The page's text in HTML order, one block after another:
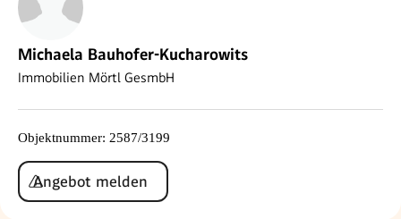
Michaela Bauhofer-Kucharowits
Immobilien Mörtl GesmbH
Objektnummer: 2587/3199
Angebot melden